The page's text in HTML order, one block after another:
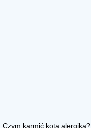
Czym karmić kota alergika?